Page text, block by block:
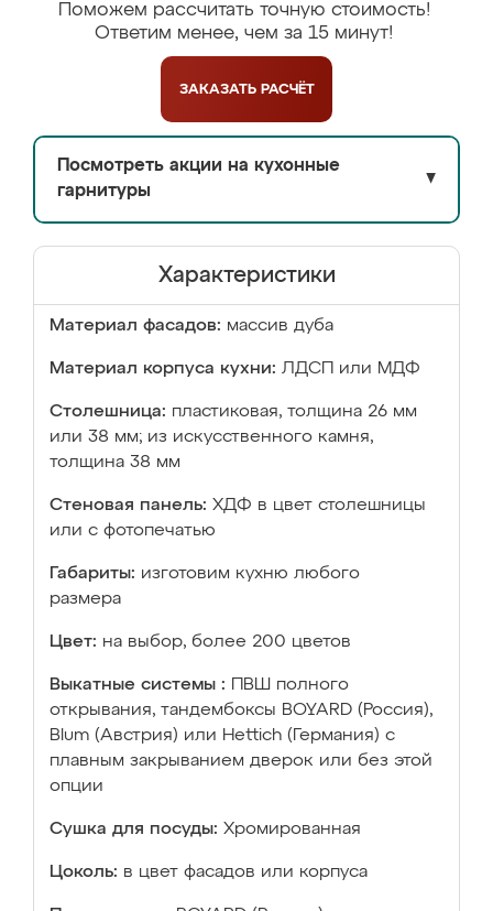
Поможем рассчитать точную стоимость!
Ответим менее, чем за 15 минут!
ЗАКАЗАТЬ РАСЧЁТ
Посмотреть акции на кухонные
гарнитуры
▼
Характеристики
Материал фасадов: массив дуба
Материал корпуса кухни: ЛДСП или МДФ
Столешница: пластиковая, толщина 26 мм
или 38 мм; из искусственного камня,
толщина 38 мм
Стеновая панель: ХДФ в цвет столешницы
или с фотопечатью
Габариты: изготовим кухню любого
размера
Цвет: на выбор, более 200 цветов
Выкатные системы :
ПВШ полного
открывания, тандембоксы BOYARD (Россия),
Blum (Австрия) или Hettich (Германия) с
плавным закрыванием дверок или без этой
опции
Сушка для посуды: Хромированная
Цоколь: в цвет фасадов или корпуса